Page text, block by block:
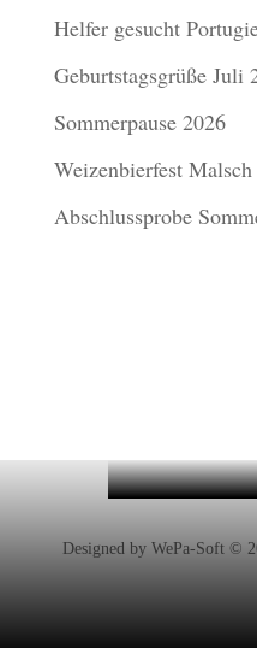
Helfer gesucht
Geburtstagsgrüße Juli
Sommerpause 2026
Weizenbierfest
Abschlussprobe
Designed by WePa-Soft ©